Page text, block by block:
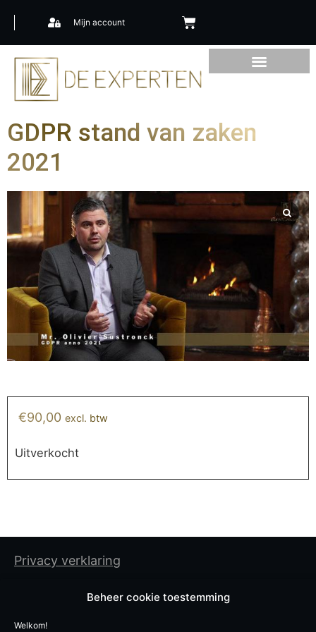
Beheer cookie toestemming
Welkom!
Mijn account
GDPR stand van zaken
2021
€90,00 excl. btw
Uitverkocht
Privacy verklaring
Algemene gebruiksvoorwaarden